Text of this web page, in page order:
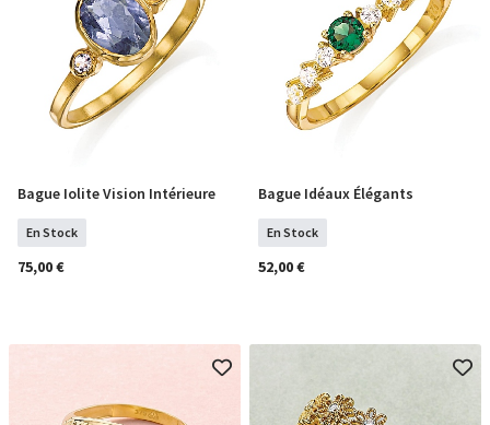
COMMANDER
Bague Iolite Vision Intérieure
En Stock
75,00 €
Sélectionner Tailles
Bague Idéaux Élégants
En Stock
52,00 €